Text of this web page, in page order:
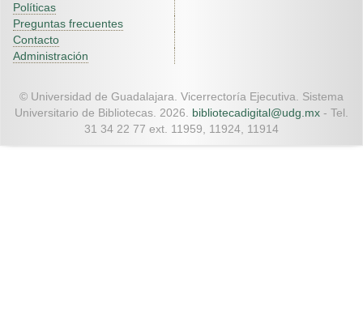
Políticas
Preguntas frecuentes
Contacto
Administración
© Universidad de Guadalajara. Vicerrectoría Ejecutiva. Sistema
Universitario de Bibliotecas. 2026. bibliotecadigital@udg.mx - Tel.
31 34 22 77 ext. 11959, 11924, 11914